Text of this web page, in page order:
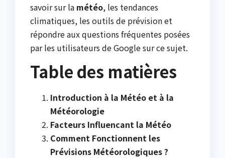
savoir sur la météo, les tendances
climatiques, les outils de prévision et
répondre aux questions fréquentes posées
par les utilisateurs de Google sur ce sujet.
Table des matières
Introduction à la Météo et à la
Météorologie
Facteurs Influencant la Météo
Comment Fonctionnent les
Prévisions Météorologiques ?